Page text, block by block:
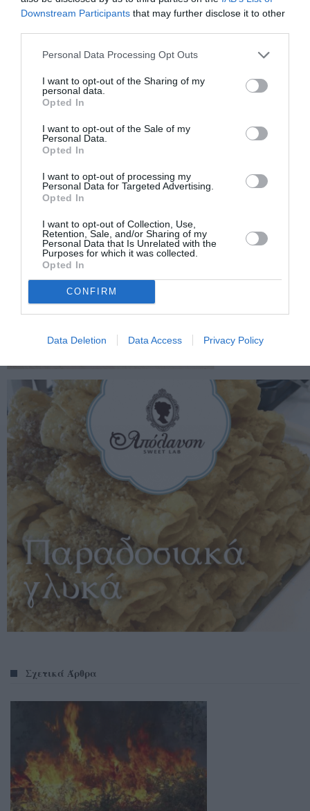
Downstream Participants that may further disclose it to other
Personal Data Processing Opt Outs
I want to opt-out of the Sharing of my
personal data.
Opted In
I want to opt-out of the Sale of my
Personal Data.
Opted In
I want to opt-out of processing my
Personal Data for Targeted Advertising.
Opted In
I want to opt-out of Collection, Use,
Retention, Sale, and/or Sharing of my
Personal Data that Is Unrelated with the
Purposes for which it was collected.
Opted In
CONFIRM
Data Deletion Data Access Privacy Policy
Σχετικά Άρθρα